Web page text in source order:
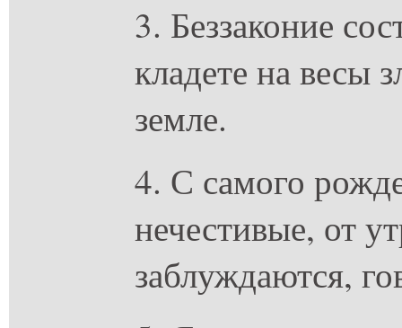
3. Беззаконие
кладете на весы
земле.
4. С самого
нечестивые, от
заблуждаются,